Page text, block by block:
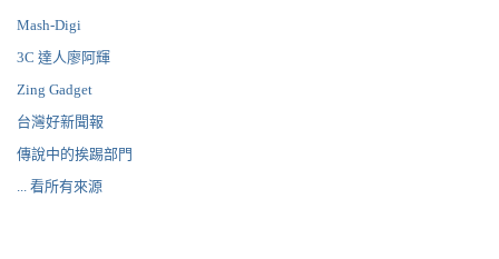
Mash-Digi
3C 達人廖阿輝
Zing Gadget
台灣好新聞報
傳說中的挨踢部門
... 看所有來源